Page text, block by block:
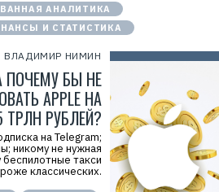
АНАЛИТИКА
И СТАТИСТИКА
ВЛАДИМИР НИМИН
ПОЧЕМУ БЫ НЕ
APPLE НА
ТРЛН РУБЛЕЙ?
на Telegram;
никому не нужная
беспилотные такси
классических.